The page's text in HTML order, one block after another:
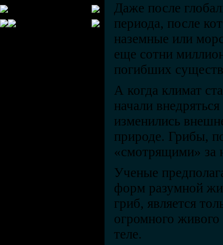
Даже после
периода, после
наземные или
еще сотни
погибших
А когда климат
начали
изменились
природе. Грибы,
«смотрящими» за
Ученые
форм разумной
гриб, является
огромного
теле.